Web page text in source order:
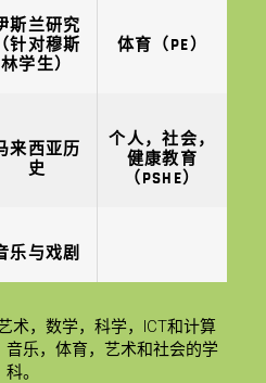
斯兰研究
（针对穆斯
林学生）
体育（PE）
来西亚历
史
个人，社会，
健康教育
（PSHE）
乐与戏剧
术，数学，科学，ICT和计算
乐，体育，艺术和社会的学
科。